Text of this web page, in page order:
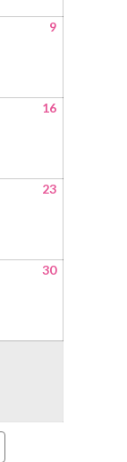
9
16
23
30